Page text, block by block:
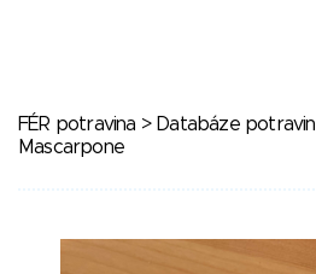
FÉR potravina > Databáze potravin
Mascarpone